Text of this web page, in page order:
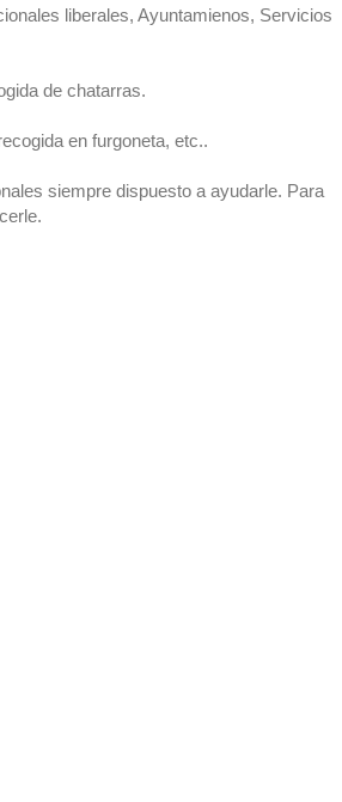
liberales, Ayuntamienos, Servicios
de chatarras.
en furgoneta, etc..
siempre dispuesto a ayudarle. Para